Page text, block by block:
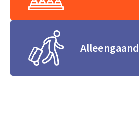
Alleengaand